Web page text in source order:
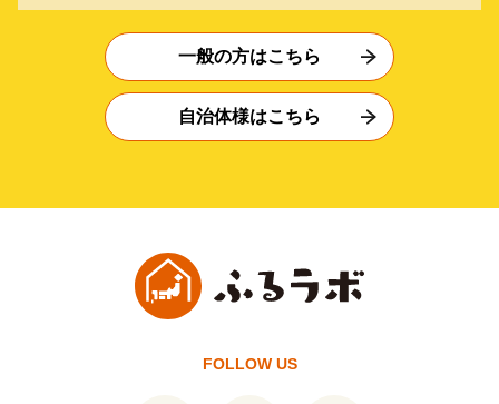
一般の方はこちら
自治体様はこちら
FOLLOW US